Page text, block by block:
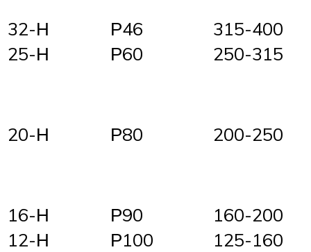
32-Н Р46
315-400
25-Н
Р60 250-315
20-Н Р80 200-250
16-Н Р90
160-200
12-Н
Р100
125-160